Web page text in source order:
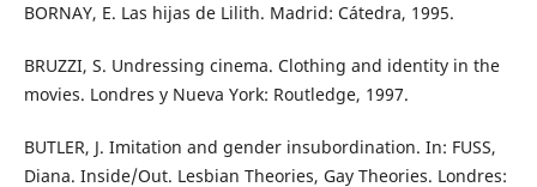
BORNAY, E. Las hijas de Lilith. Madrid: Cátedra, 1995.
BRUZZI, S. Undressing cinema. Clothing and identity in the
movies. Londres y Nueva York: Routledge, 1997.
BUTLER, J. Imitation and gender insubordination. In: FUSS,
Diana. Inside/Out. Lesbian Theories, Gay Theories. Londres: